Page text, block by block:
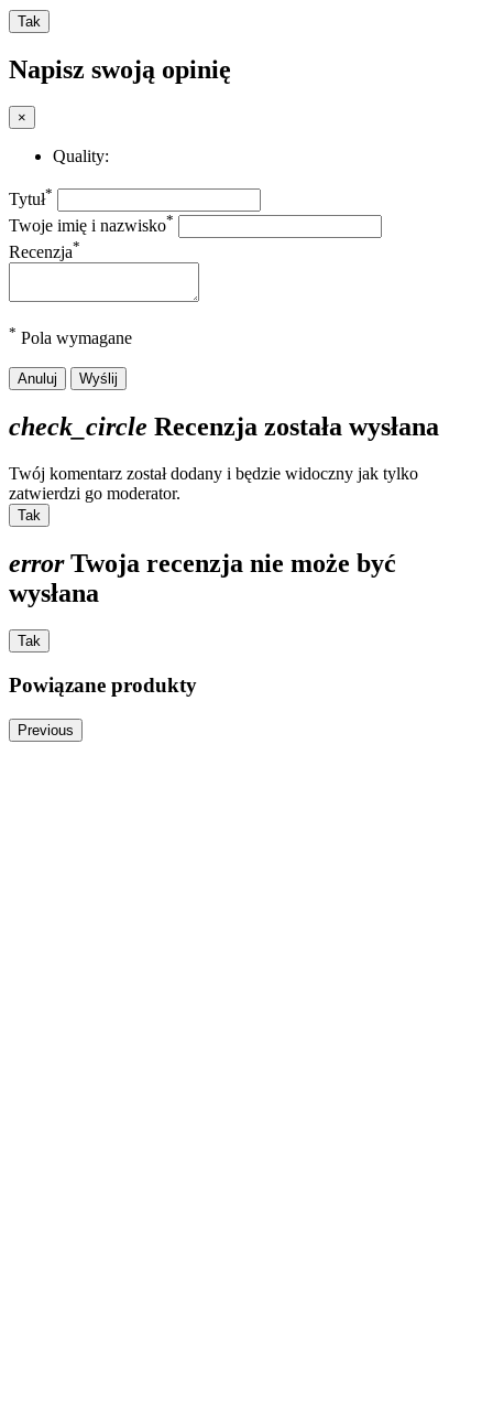
Tak
Napisz swoją opinię
×
Quality:
Tytuł*
Twoje imię i nazwisko*
Recenzja*
* Pola wymagane
Anuluj Wyślij
check_circle Recenzja została wysłana
Twój komentarz został dodany i będzie widoczny jak tylko
zatwierdzi go moderator.
Tak
errorTwoja recenzja nie może być
wysłana
Tak
Powiązane produkty
Previous